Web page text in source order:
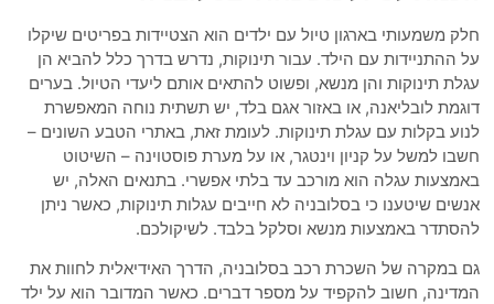
חלק משמעותי בארגון טיול עם ילדים הוא הצטיידות בפריטים שיקלו
על ההתניידות עם הילד. עבור תינוקות, נדרש בדרך כלל להביא הן
עגלת תינוקות והן מנשא, ופשוט להתאים אותם ליעדי הטיול. בערים
דוגמת לובליאנה, או באזור אגם בלד, יש תשתית נוחה המאפשרת
לנוע בקלות עם עגלת תינוקות. לעומת זאת, באתרי הטבע השונים –
חשבו למשל על קניון וינטגר, או על מערת פוסטוינה – השיטוט
באמצעות עגלה הוא מורכב עד בלתי אפשרי. בתנאים האלה, יש
אנשים שיטענו כי בסלובניה לא חייבים עגלות תינוקות, כאשר ניתן
להסתדר באמצעות מנשא וסלקל בלבד. לשיקולכם.
גם במקרה של השכרת רכב בסלובניה, הדרך האידיאלית לחוות את
המדינה, חשוב להקפיד על מספר דברים. כאשר המדובר הוא על ילד